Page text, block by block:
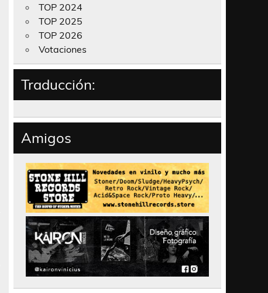
TOP 2024
TOP 2025
TOP 2026
Votaciones
Traducción:
Amigos